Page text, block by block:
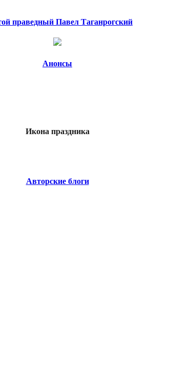
праведный Павел Таганрогский
Анонсы
Икона праздника
Авторские блоги